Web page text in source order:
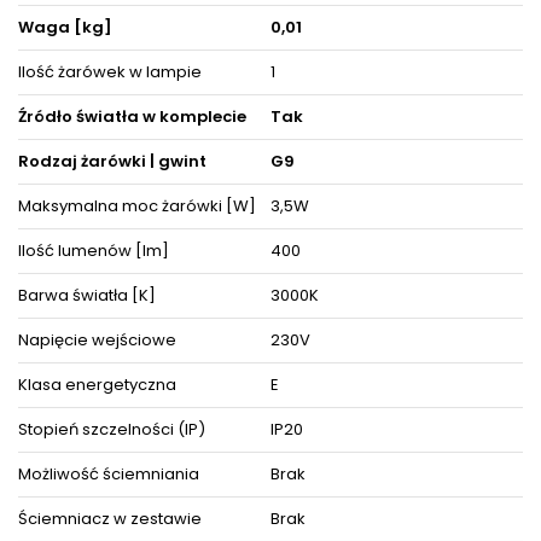
Produkt posiada certyfikaty zgodności i objęty jest gwarancją
producenta.
Waga [kg]
0,01
Ilość żarówek w lampie
1
Źródło światła w komplecie
Tak
Rodzaj żarówki | gwint
G9
Maksymalna moc żarówki [W]
3,5W
Ilość lumenów [lm]
400
Barwa światła [K]
3000K
Napięcie wejściowe
230V
Klasa energetyczna
E
Stopień szczelności (IP)
IP20
Możliwość ściemniania
Brak
Ściemniacz w zestawie
Brak